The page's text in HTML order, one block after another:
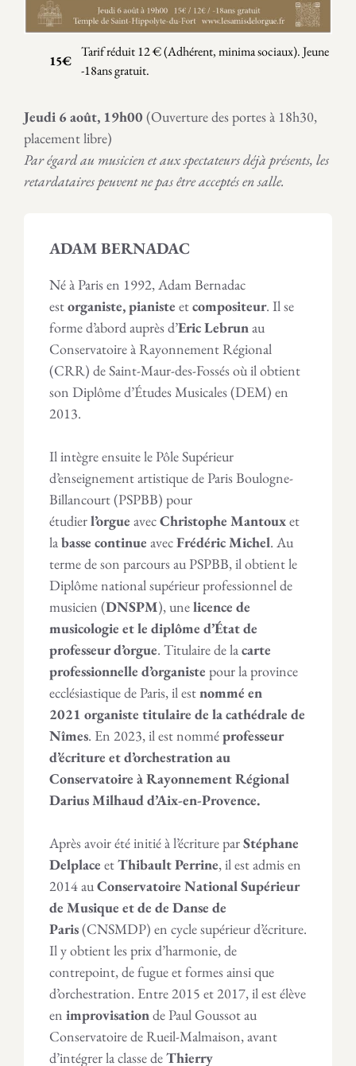
15€
Tarif réduit 12 € (Adhérent, minima sociaux). Jeune
-18ans gratuit.
Jeudi 6 août, 19h00 (Ouverture des portes à 18h30,
placement libre)
Par égard au musicien et aux spectateurs déjà présents, les
retardataires peuvent ne pas être acceptés en salle.
ADAM BERNADAC
Né à Paris en 1992, Adam Bernadac
estorganiste, pianiste etcompositeur. Il se
forme d’abord auprès d’Eric Lebrun au
Conservatoire à Rayonnement Régional
(CRR) de Saint-Maur-des-Fossés où il obtient
son Diplôme d’Études Musicales (DEM) en
2013.
Il intègre ensuite le Pôle Supérieur
d’enseignement artistique de Paris Boulogne-
Billancourt (PSPBB) pour
étudierl’orgue avecChristophe Mantouxet
la basse continue avecFrédéric Michel. Au
terme de son parcours au PSPBB, il obtient le
Diplôme national supérieur professionnel de
musicien (DNSPM), unelicence de
musicologie et le diplôme d’État de
professeur d’orgue. Titulaire de la carte
professionnelle d’organiste pour la province
ecclésiastique de Paris, il est nommé en
2021 organiste titulaire de la cathédrale de
Nîmes. En 2023, il est nomméprofesseur
d’écriture et d’orchestration au
Conservatoire à Rayonnement Régional
Darius Milhaud d’Aix-en-Provence.
Après avoir été initié à l’écriture parStéphane
Delplace etThibault Perrine, il est admis en
2014 au Conservatoire National Supérieur
de Musique et de de Danse de
Paris(CNSMDP) en cycle supérieur d’écriture.
Il y obtient les prix d’harmonie, de
contrepoint, de fugue et formes ainsi que
d’orchestration. Entre 2015 et 2017, il est élève
en improvisation de Paul Goussot au
Conservatoire de Rueil-Malmaison, avant
d’intégrer la classe deThierry